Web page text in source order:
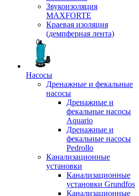
Звукоизоляция
MAXFORTE
Краевая изоляция
(демпферная лента)
Насосы
Дренажные и фекальные
насосы
Дренажные и
фекальные насосы
Aquario
Дренажные и
фекальные насосы
Pedrollo
Канализационные
установки
Канализационные
установки Grundfos
Канализационные